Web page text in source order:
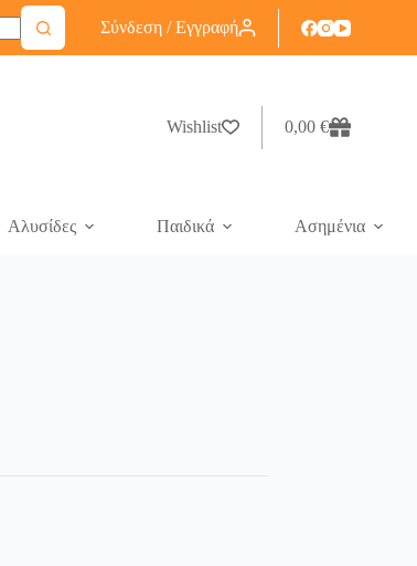
Σύνδεση / Εγγραφή
Wishlist 0,00 €
Αλυσίδες Παιδικά Ασημένια